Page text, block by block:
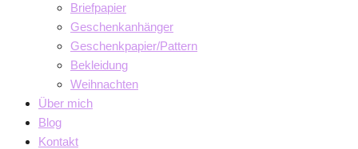
Briefpapier
Geschenkanhänger
Geschenkpapier/Pattern
Bekleidung
Weihnachten
Über mich
Blog
Kontakt